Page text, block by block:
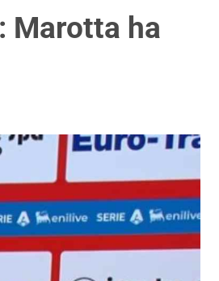
Marotta ha